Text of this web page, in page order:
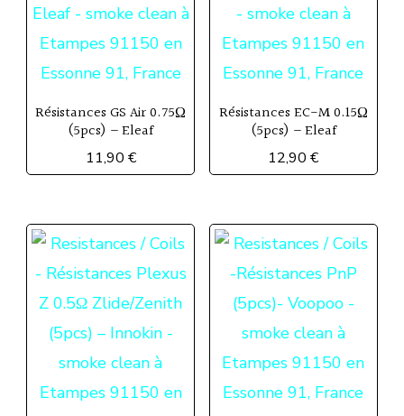
Résistances GS Air 0.75Ω
(5pcs) – Eleaf
11,90 €
Résistances EC-M 0.15Ω
(5pcs) – Eleaf
12,90€
produit
a
plusieurs
variations.
Les
options
peuvent